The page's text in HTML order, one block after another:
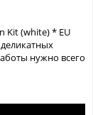
Kit (white) * EU
нужно всего